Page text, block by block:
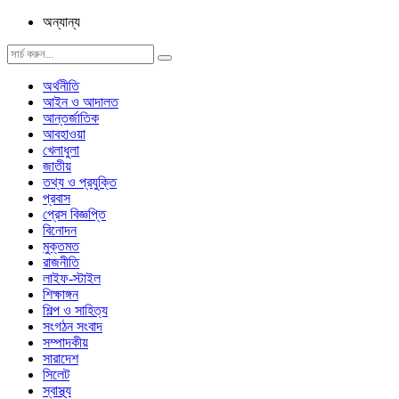
অন্যান্য
অর্থনীতি
আইন ও আদালত
আন্তর্জাতিক
আবহাওয়া
খেলাধুলা
জাতীয়
তথ্য ও প্রযুক্তি
প্রবাস
প্রেস বিজ্ঞপ্তি
বিনোদন
মুক্তমত
রাজনীতি
লাইফ-স্টাইল
শিক্ষাঙ্গন
শিল্প ও সাহিত্য
সংগঠন সংবাদ
সম্পাদকীয়
সারাদেশ
সিলেট
স্বাস্থ্য